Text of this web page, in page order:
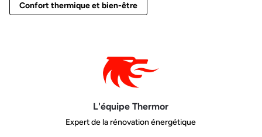
Confort thermique et bien-être
L'équipe Thermor
Expert de la rénovation énergétique